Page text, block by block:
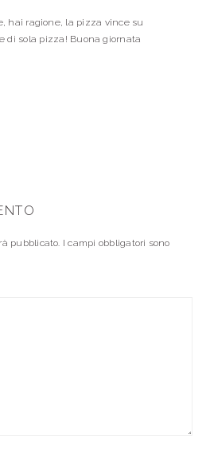
hai ragione, la pizza vince su
di sola pizza! Buona giornata
pubblicato. I campi obbligatori sono